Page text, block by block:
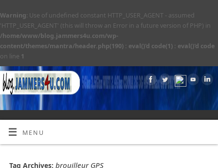
Warning: Use of undefined constant HTTP_USER_AGENT - assumed
'HTTP_USER_AGENT' (this will throw an Error in a future version of PHP) in
/home/www/blog.jammers4u.com/wp-
content/themes/mantra/header.php(190) : eval()'d code(1) : eval()'d code
on line 1
MENU
Tag Archives: brouilleur GPS